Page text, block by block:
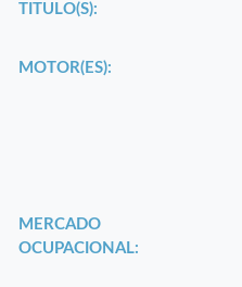
TITULO(S):
MOTOR(ES):
MERCADO
OCUPACIONAL: